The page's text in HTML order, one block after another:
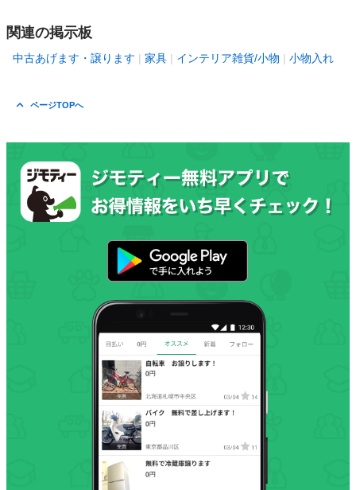
関連の掲示板
中古あげます・譲ります 家具 インテリア雑貨/小物 小物入れ
ページTOPへ